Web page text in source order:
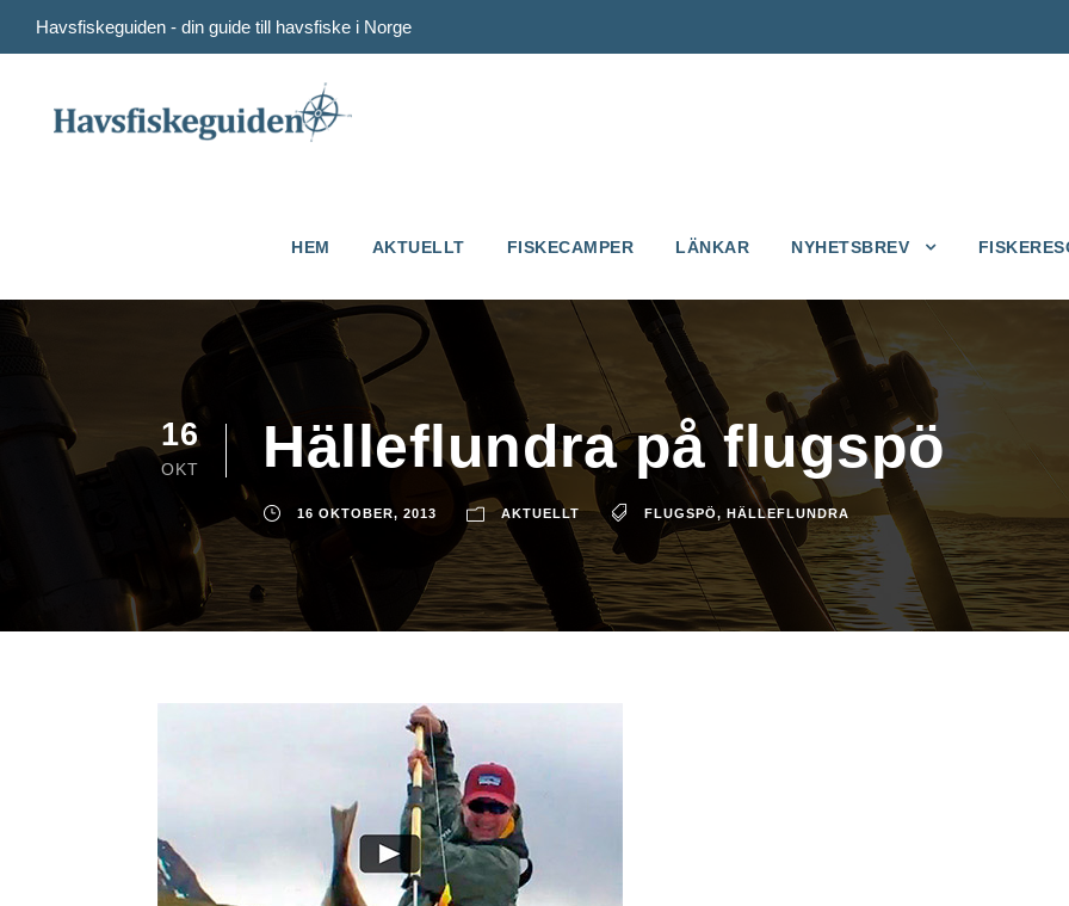
Havsfiskeguiden - din guide till havsfiske i Norge
HEM AKTUELLT FISKECAMPER LÄNKAR NYHETSBREV
16
OKT Hälleflundra på flugspö
16 OKTOBER, 2013 AKTUELLT FLUGSPÖ, HÄLLEFLUNDRA